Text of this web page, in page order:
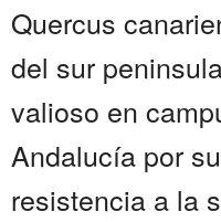
Quercus
del sur
valioso en
Andalucía por
resistencia a la